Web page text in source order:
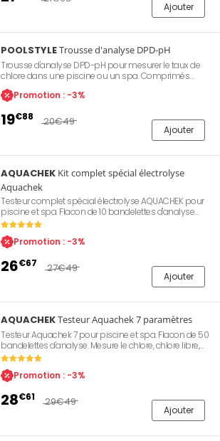
Ajouter
POOLSTYLETrousse d'analyse DPD-pH
Trousse d'analyse DPD-pH pour mesurer le taux de
chlore dans une piscine ou un spa. Comprimés
emballés individuellement. Livrée complète prête à
l'utilisation.
Promotion : -3%
19€88 20€49
Ajouter
AQUACHEK Kit complet spécial électrolyse
Aquachek
Testeur complet spécial électrolyse AQUACHEK pour
piscine et spa. Flacon de 10 bandelettes d'analyse
pour le sel et 10 autres pour le reste. Mesure le chlore
libre, l'alcalinité totale, le pH et Stabilisant.
Promotion : -3%
26€67 27€49
Ajouter
AQUACHEKTesteur Aquachek 7 paramètres
Testeur Aquachek 7 pour piscine et spa. Flacon de 50
bandelettes d'analyse. Mesure le chlore, chlore libre,
l'alcalinité totale, le pH, le brome total, la dureté et le
niveau de stabilisant.
Promotion : -3%
28€61 29€49
Ajouter